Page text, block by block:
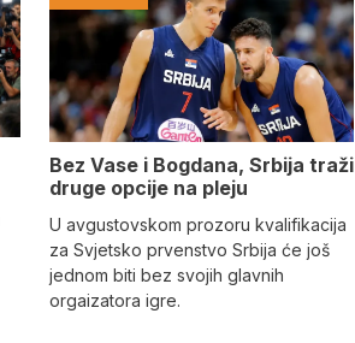
Bez Vase i Bogdana, Srbija traži
druge opcije na pleju
U avgustovskom prozoru kvalifikacija
za Svjetsko prvenstvo Srbija će još
jednom biti bez svojih glavnih
orgaizatora igre.